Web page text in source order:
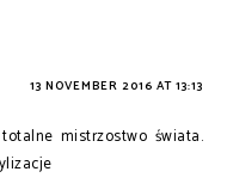
13 NOVEMBER 2016 AT 13:13
mistrzostwo świata.